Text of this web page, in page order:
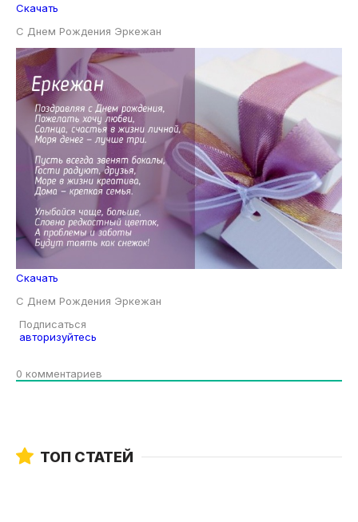
Скачать
С Днем Рождения Эркежан
Скачать
С Днем Рождения Эркежан
Подписаться
авторизуйтесь
0 комментариев
ТОП СТАТЕЙ